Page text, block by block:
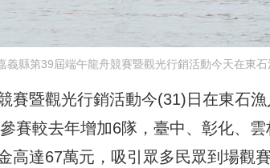
義縣第39屆端午龍舟競賽暨觀光行銷活動今天在東
賽暨觀光行銷活動今(31)日在東石
賽較去年增加6隊，臺中、彰化、
高達67萬元，吸引眾多民眾到場觀